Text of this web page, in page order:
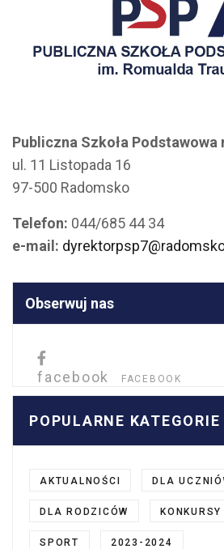
Publiczna Szkoła Podstawowa
ul. 11 Listopada 16
97-500 Radomsko
Telefon: 044/685 44 34
e-mail:
Obserwuj nas
facebook FACEBOOK
POPULARNE KATEGORIE
AKTUALNOŚCI DLA
DLA RODZICÓW
SPORT 2023-2024